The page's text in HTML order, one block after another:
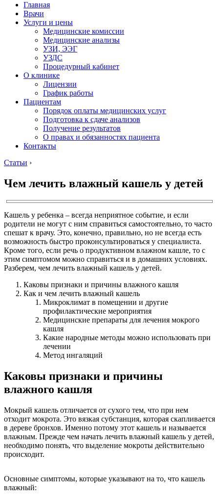
Главная
Врачи
Услуги и цены
Медицинские комиссии
Медицинские анализы
УЗИ, ЭЭГ
УЗДС
Процедурный кабинет
О клинике
Лицензии
График работы
Пациентам
Порядок оплаты медицинских услуг
Подготовка к сдаче анализов
Получение результатов
О правах и обязанностях пациента
Контакты
Статьи ›
Чем лечить влажный кашель у детей
Кашель у ребенка – всегда неприятное событие, и если
родители не могут с ним справиться самостоятельно, то часто
спешат к врачу. Это, конечно, правильно, но не всегда есть
возможность быстро проконсультироваться у специалиста.
Кроме того, если речь о продуктивном влажном кашле, то с
этим симптомом можно справиться и в домашних условиях.
Разберем, чем лечить влажный кашель у детей.
Каковы признаки и причины влажного кашля
Как и чем лечить влажный кашель
Микроклимат в помещении и другие
профилактические мероприятия
Медицинские препараты для лечения мокрого
кашля
Какие народные методы можно использовать при
лечении
Метод ингаляций
Каковы признаки и причины
влажного кашля
Мокрый кашель отличается от сухого тем, что при нем
отходит мокрота. Это вязкая субстанция, которая скапливается
в дереве бронхов. Именно потому этот кашель и называется
влажным. Прежде чем начать лечить влажный кашель у детей,
необходимо понять, что выделение мокроты действительно
происходит.
Основные симптомы, которые указывают на то, что кашель
влажный: